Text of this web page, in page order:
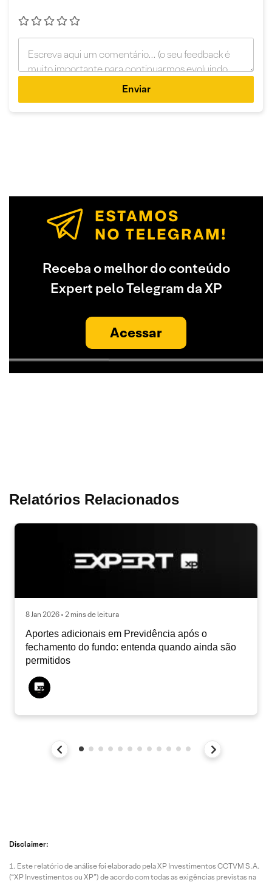
Enviar
Receba o melhor do conteúdo
Expert pelo Telegram da XP
Acessar
Relatórios Relacionados
8 Jan 2026 • 2 mins de leitura
Aportes adicionais em Previdência após o
fechamento do fundo: entenda quando ainda são
permitidos
Disclaimer:
Este relatório de análise foi elaborado pela XP Investimentos CCTVM S.A.
(“XP Investimentos ou XP”) de acordo com todas as exigências previstas na